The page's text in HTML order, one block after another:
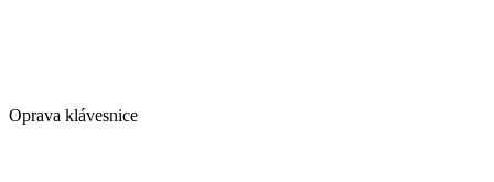
Oprava klávesnice